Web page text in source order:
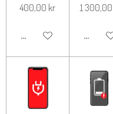
400,00 kr
LÄGG TILL I VARUKORG
1
LÄGG